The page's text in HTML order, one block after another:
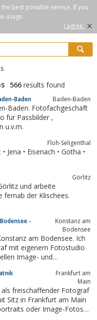
best possible service. If you
usage.
I agree. ×
566 results found
Baden Baden-Baden
Baden. Fotofachgeschäft
für Passbilder ,
u.v.m.
Floh-Seligenthal
• Eisenach • Gotha •
Görlitz
der Klischees.
-
Konstanz am
Bodensee
mit eigenem Fotostudio
Image- und
Frankfurt am
Main
freischaffender Fotograf
oder Image-Fotos